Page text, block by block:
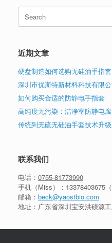
for:
近期文章
硬盘制造如何选购无硅油手指套
深圳市优斯特新材料科技有限
如何购买合适的防静电手指套
高纯度无污染：洁净室防静电
传统到无硫无硅油手套技术升
联系我们
电话： 0755-81773990
手机（Miss）： 13378403675
邮箱： beck@yaostbio.com
地址：广东省深圳宝安洪硕源